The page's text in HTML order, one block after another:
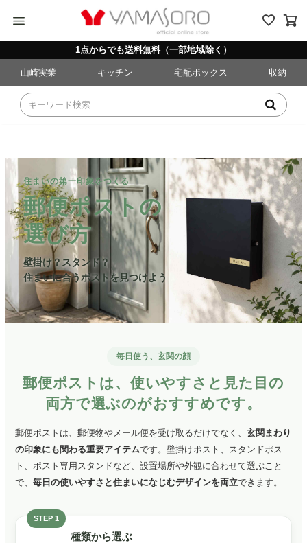
menu
1点からでも送料無料（一部地域除く）
山崎実業 キッチン 宅配ボックス 収納
住まいの第一印象をつくる
郵便ポストの
選び方
壁掛け？スタンド？
住まいに合うポストを見つけよう
毎日使う、玄関の顔
郵便ポストは、使いやすさと見た目の
両方で選ぶのがおすすめです。
郵便ポストは、郵便物やメール便を受け取るだけでなく、 玄関まわり
の印象にも関わる重要アイテムです。 壁掛けポスト、スタンドポス
ト、ポスト専用スタンドなど、設置場所や外観に合わせて選ぶこと
で、 毎日の使いやすさと住まいになじむデザインを両立できます。
STEP 1
種類から選ぶ